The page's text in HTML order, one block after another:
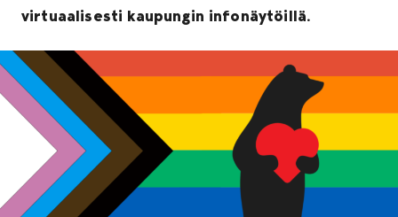
virtuaalisesti kaupungin infonäytöillä.